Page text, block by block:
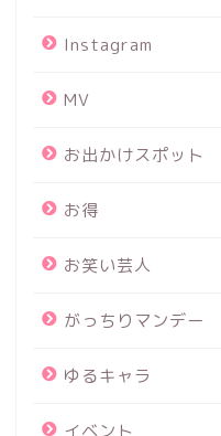
Instagram
MV
お出かけスポット
お得
お笑い芸人
がっちりマンデー
ゆるキャラ
イベント